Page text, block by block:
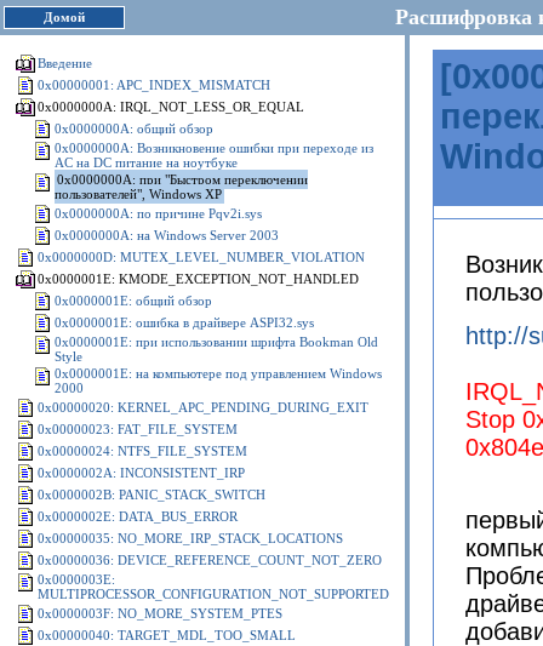
Домой Расшифровка
Введение
0x00000001: APC_INDEX_MISMATCH
0x0000000A: IRQL_NOT_LESS_OR_EQUAL
0x0000000A: общий обзор
0x0000000A: Возникновение ошибки при переходе из
AC на DC питание на ноутбуке
0x0000000A: при "Быстром переключении
пользователей", Windows XP
0x0000000A: по причине Pqv2i.sys
0x0000000A: на Windows Server 2003
0x0000000D: MUTEX_LEVEL_NUMBER_VIOLATION
0x0000001E: KMODE_EXCEPTION_NOT_HANDLED
0x0000001E: общий обзор
0x0000001E: ошибка в драйвере ASPI32.sys
0x0000001E: при использовании шрифта Bookman Old
Style
0x0000001E: на компьютере под управлением Windows
2000
0x00000020: KERNEL_APC_PENDING_DURING_EXIT
0x00000023: FAT_FILE_SYSTEM
0x00000024: NTFS_FILE_SYSTEM
0x0000002A: INCONSISTENT_IRP
0x0000002B: PANIC_STACK_SWITCH
0x0000002E: DATA_BUS_ERROR
0x00000035: NO_MORE_IRP_STACK_LOCATIONS
0x00000036: DEVICE_REFERENCE_COUNT_NOT_ZERO
0x0000003E:
MULTIPROCESSOR_CONFIGURATION_NOT_SUPPORTED
0x0000003F: NO_MORE_SYSTEM_PTES
0x00000040: TARGET_MDL_TOO_SMALL
[
http://
Stop